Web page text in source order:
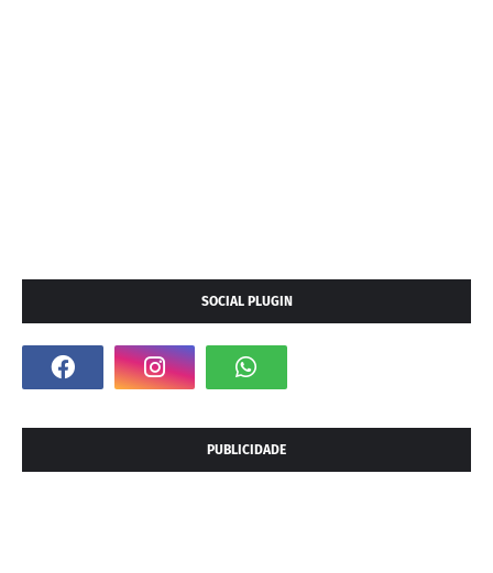
SOCIAL PLUGIN
PUBLICIDADE